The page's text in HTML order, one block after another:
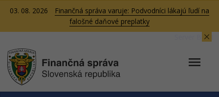
03. 08. 2026
Finančná správa varuje: Podvodníci lákajú ľudí na
falošné daňové preplatky
Server BB01